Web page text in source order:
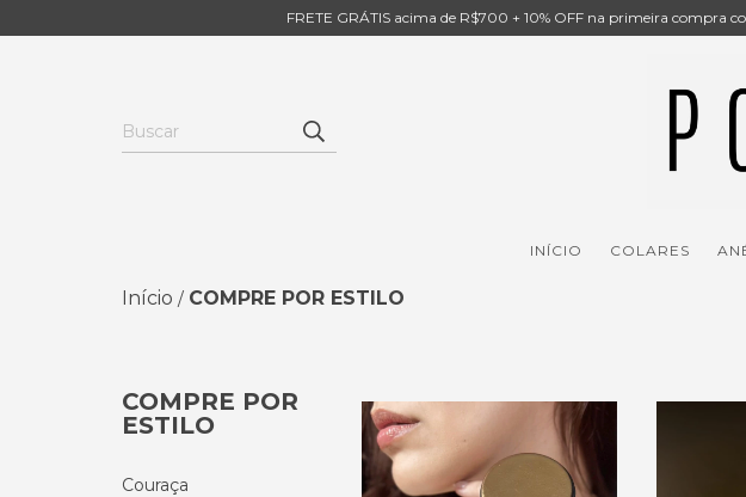
FRETE GRÁTIS acima de R$700 + 10% OFF na primeira compra
INÍCIO COLARES
Início / COMPRE POR ESTILO
COMPRE POR
ESTILO
Couraça